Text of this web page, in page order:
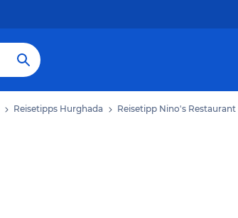
Reisetipps Hurghada Reisetipp Nino's Restaurant